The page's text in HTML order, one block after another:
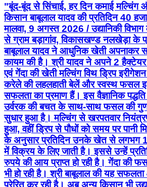
"बूंद-बूंद से सिंचाई, हर दिन कमाई
किसान बाबूलाल यादव की प्रतिदिन 40
मालवा, 9 अगस्त 2026 / उद्यानिकी विभाग
से ग्राम बड़ागांव, विकासखण्ड नलखेड़ा के
बाबूलाल यादव ने आधुनिक खेती अपनाकर
कायम की है। श्री यादव ने अपने 2
एवं गेंदा की खेती मल्चिंग विथ ड्रिप
करेले की लहलहाती बेलें और स्वस्थ फसल
सफलता का प्रमाण हैं। इस वैज्ञानिक
उर्वरक की बचत के साथ-साथ फसल की
सुधार हुआ है। मल्चिंग से खरपतवार
हुआ, वहीं ड्रिप से पौधों को समय पर पानी
के अनुसार प्रतिदिन उनके खेत से लगभग
में विक्रय के लिए जाती है। इससे उन्हें
रुपये की आय प्राप्त हो रही है। गेंदा की
भी हो रही है। श्री बाबूलाल की यह सफलता
प्रेरित कर रही है। अब अन्य किसान भी